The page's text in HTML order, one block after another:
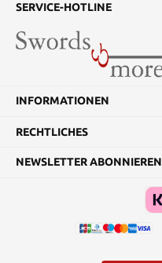
SERVICE-HOTLINE
INFORMATIONEN
RECHTLICHES
NEWSLETTER ABONNIEREN